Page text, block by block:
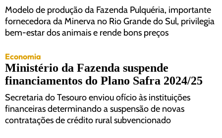
Modelo de produção da Fazenda Pulquéria, importante
fornecedora da Minerva no Rio Grande do Sul, privilegia
bem-estar dos animais e rende bons preços
Economia
Ministério da Fazenda suspende
financiamentos do Plano Safra 2024/25
Secretaria do Tesouro enviou ofício às instituições
financeiras determinando a suspensão de novas
contratações de crédito rural subvencionado